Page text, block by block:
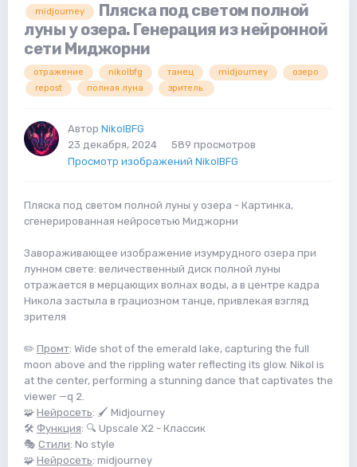
midjourney
Пляска под светом полной
луны у озера. Генерация из нейронной
сети Миджорни
отражение nikolbfg танец midjourney
озеро
repost
полная луна зритель.
Автор NikolBFG
23 декабря, 2024
589 просмотров
Просмотр изображений NikolBFG
Пляска под светом полной луны у озера - Картинка,
сгенерированная нейросетью Миджорни
Завораживающее изображение изумрудного озера при
лунном свете: величественный диск полной луны
отражается в мерцающих волнах воды, а в центре кадра
Никола застыла в грациозном танце, привлекая взгляд
зрителя
✏️ Промт: Wide shot of the emerald lake, capturing the full
moon above and the rippling water reflecting its glow. Nikol is
at the center, performing a stunning dance that captivates the
viewer —q 2.
🧩 Нейросеть: 🖌 Midjourney
🛠 Функция: 🔍 Upscale X2 - Классик
🎭 Стили: No style
🧩 Нейросеть: midjourney